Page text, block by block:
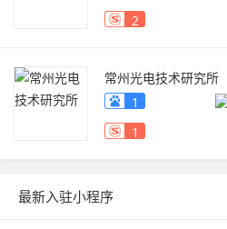
2
常州光电技术研究所
1
1
最新入驻小程序